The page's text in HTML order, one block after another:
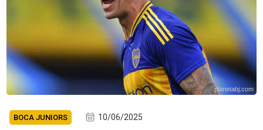
planetabj.com
BOCA JUNIORS 10/06/2025